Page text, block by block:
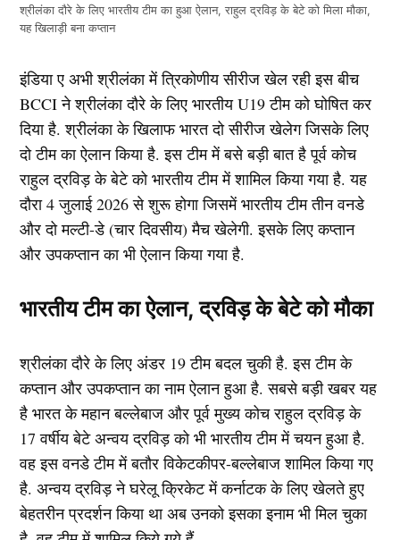
श्रीलंका दौरे के लिए भारतीय टीम का हुआ ऐलान, राहुल द्रविड़ के बेटे को मिला मौका,
यह खिलाड़ी बना कप्तान
इंडिया ए अभी श्रीलंका में त्रिकोणीय सीरीज खेल रही इस बीच
BCCI ने श्रीलंका दौरे के लिए भारतीय U19 टीम को घोषित कर
दिया है. श्रीलंका के खिलाफ भारत दो सीरीज खेलेग जिसके लिए
दो टीम का ऐलान किया है. इस टीम में बसे बड़ी बात है पूर्व कोच
राहुल द्रविड़ के बेटे को भारतीय टीम में शामिल किया गया है. यह
दौरा 4 जुलाई 2026 से शुरू होगा जिसमें भारतीय टीम तीन वनडे
और दो मल्टी-डे (चार दिवसीय) मैच खेलेगी. इसके लिए कप्तान
और उपकप्तान का भी ऐलान किया गया है.
भारतीय टीम का ऐलान, द्रविड़ के बेटे को मौका
श्रीलंका दौरे के लिए अंडर 19 टीम बदल चुकी है. इस टीम के
कप्तान और उपकप्तान का नाम ऐलान हुआ है. सबसे बड़ी खबर यह
है भारत के महान बल्लेबाज और पूर्व मुख्य कोच राहुल द्रविड़ के
17 वर्षीय बेटे अन्वय द्रविड़ को भी भारतीय टीम में चयन हुआ है.
वह इस वनडे टीम में बतौर विकेटकीपर-बल्लेबाज शामिल किया गए
है. अन्वय द्रविड़ ने घरेलू क्रिकेट में कर्नाटक के लिए खेलते हुए
बेहतरीन प्रदर्शन किया था अब उनको इसका इनाम भी मिल चुका